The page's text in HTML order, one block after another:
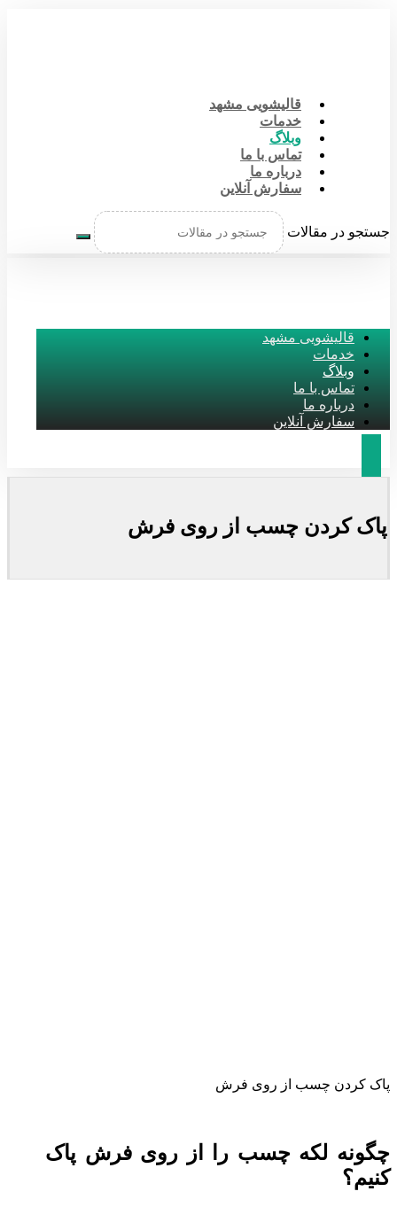
قالیشویی مشهد
خدمات
وبلاگ
تماس با ما
درباره ما
سفارش آنلاین
جستجو در مقالات
قالیشویی مشهد
خدمات
وبلاگ
تماس با ما
درباره ما
سفارش آنلاین
پاک کردن چسب از روی فرش
پاک کردن چسب از روی فرش
چگونه لکه چسب را از روی فرش پاک
کنیم؟